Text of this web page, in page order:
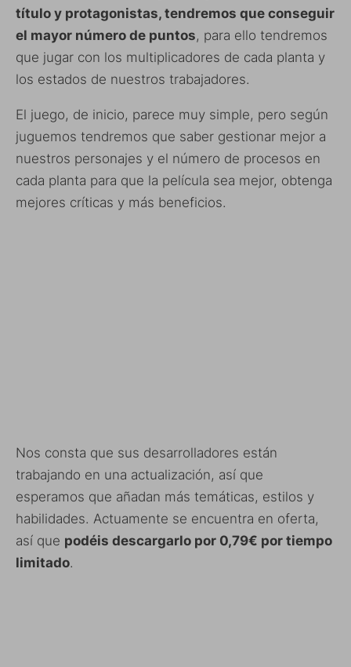
título y protagonistas, tendremos que conseguir
el mayor número de puntos, para ello tendremos
que jugar con los multiplicadores de cada planta y
los estados de nuestros trabajadores.
El juego, de inicio, parece muy simple, pero según
juguemos tendremos que saber gestionar mejor a
nuestros personajes y el número de procesos en
cada planta para que la película sea mejor, obtenga
mejores críticas y más beneficios.
Nos consta que sus desarrolladores están
trabajando en una actualización, así que
esperamos que añadan más temáticas, estilos y
habilidades. Actuamente se encuentra en oferta,
así que podéis descargarlo por 0,79€ por tiempo
limitado.